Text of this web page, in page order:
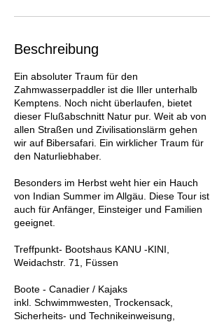
Beschreibung
Ein absoluter Traum für den
Zahmwasserpaddler ist die Iller unterhalb
Kemptens. Noch nicht überlaufen, bietet
dieser Flußabschnitt Natur pur. Weit ab von
allen Straßen und Zivilisationslärm gehen
wir auf Bibersafari. Ein wirklicher Traum für
den Naturliebhaber.
Besonders im Herbst weht hier ein Hauch
von Indian Summer im Allgäu. Diese Tour ist
auch für Anfänger, Einsteiger und Familien
geeignet.
Treffpunkt- Bootshaus KANU -KINI,
Weidachstr. 71, Füssen
Boote - Canadier / Kajaks
inkl. Schwimmwesten, Trockensack,
Sicherheits- und Technikeinweisung,